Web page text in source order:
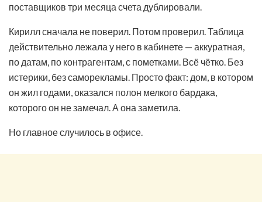
поставщиков три месяца счета дублировали.
Кирилл сначала не поверил. Потом проверил. Таблица
действительно лежала у него в кабинете — аккуратная,
по датам, по контрагентам, с пометками. Всё чётко. Без
истерики, без саморекламы. Просто факт: дом, в котором
он жил годами, оказался полон мелкого бардака,
которого он не замечал. А она заметила.
Но главное случилось в офисе.